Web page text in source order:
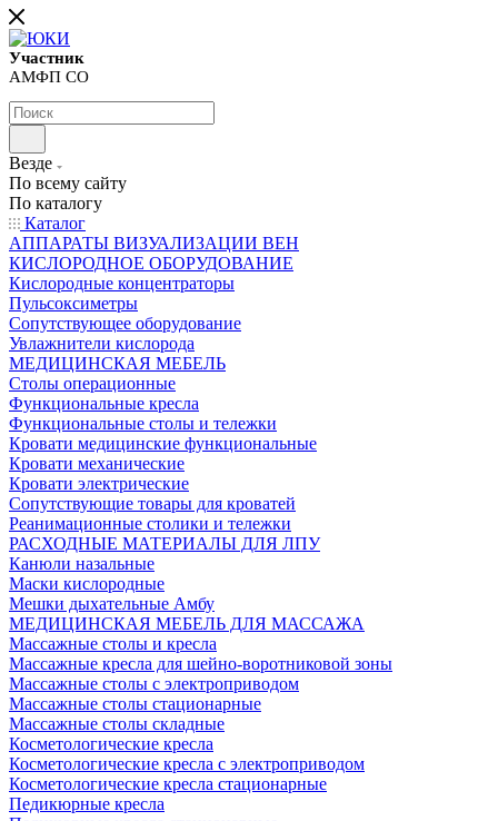
Участник
АМФП СО
Везде
По всему сайту
По каталогу
Каталог
АППАРАТЫ ВИЗУАЛИЗАЦИИ ВЕН
КИСЛОРОДНОЕ ОБОРУДОВАНИЕ
Кислородные концентраторы
Пульсоксиметры
Сопутствующее оборудование
Увлажнители кислорода
МЕДИЦИНСКАЯ МЕБЕЛЬ
Столы операционные
Функциональные кресла
Функциональные столы и тележки
Кровати медицинские функциональные
Кровати механические
Кровати электрические
Сопутствующие товары для кроватей
Реанимационные столики и тележки
РАСХОДНЫЕ МАТЕРИАЛЫ ДЛЯ ЛПУ
Канюли назальные
Маски кислородные
Мешки дыхательные Амбу
МЕДИЦИНСКАЯ МЕБЕЛЬ ДЛЯ МАССАЖА
Массажные столы и кресла
Массажные кресла для шейно-воротниковой зоны
Массажные столы с электроприводом
Массажные столы стационарные
Массажные столы складные
Косметологические кресла
Косметологические кресла с электроприводом
Косметологические кресла стационарные
Педикюрные кресла